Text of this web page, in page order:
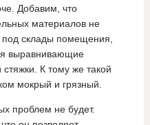
Добавим, что
материалов не
под склады помещения,
выравнивающие
К тому же такой
мокрый и грязный.
проблем не будет.